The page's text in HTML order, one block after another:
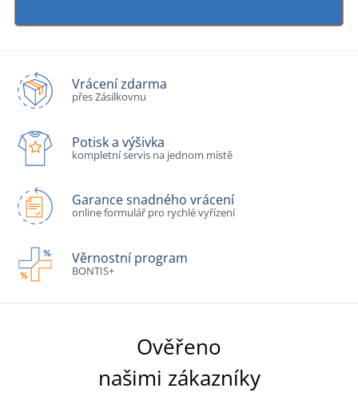
Vrácení zdarma
přes Zásilkovnu
Potisk a výšivka
kompletní servis na jednom místě
Garance snadného vrácení
online formulář pro rychlé vyřízení
Věrnostní program
BONTIS+
Ověřeno
našimi zákazníky